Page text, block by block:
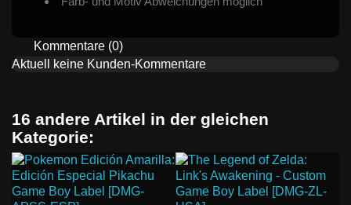
Kommentare (0)
Aktuell keine Kunden-Kommentare
16 andere Artikel in der gleichen
Kategorie: